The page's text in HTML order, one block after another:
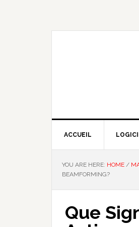
ACCUEIL
YOU ARE HERE: HOME /
BEAMFORMING?
Que